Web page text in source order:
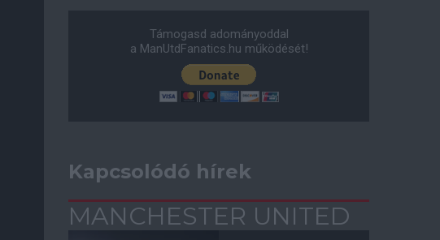
Támogasd adományoddal
a ManUtdFanatics.hu működését!
Kapcsolódó hírek
MANCHESTER UNITED